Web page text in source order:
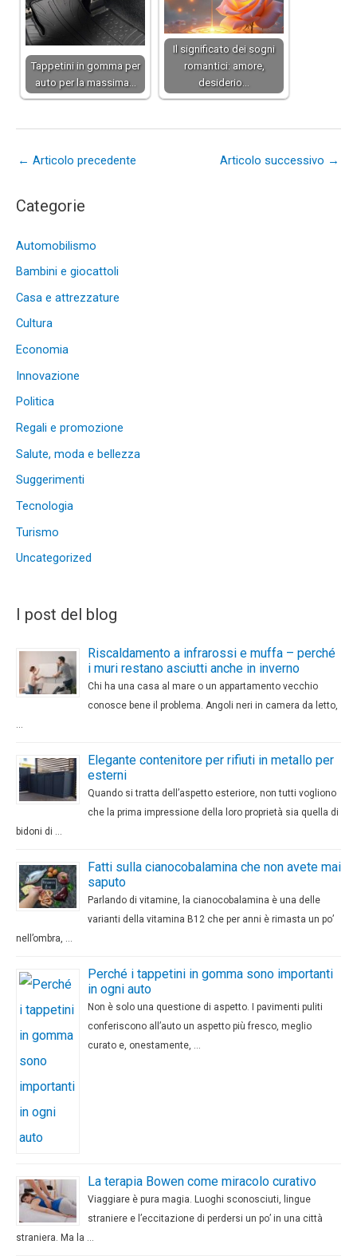
Tappetini in gomma per
auto per la massima…
Il significato dei sogni
romantici: amore,
desiderio…
← Articolo precedente Articolo successivo →
Categorie
Automobilismo
Bambini e giocattoli
Casa e attrezzature
Cultura
Economia
Innovazione
Politica
Regali e promozione
Salute, moda e bellezza
Suggerimenti
Tecnologia
Turismo
Uncategorized
I post del blog
Riscaldamento a infrarossi e muffa – perché
i muri restano asciutti anche in inverno
Chi ha una casa al mare o un appartamento vecchio
conosce bene il problema. Angoli neri in camera da letto,
…
Elegante contenitore per rifiuti in metallo per
esterni
Quando si tratta dell’aspetto esteriore, non tutti vogliono
che la prima impressione della loro proprietà sia quella di
bidoni di …
Fatti sulla cianocobalamina che non avete mai
saputo
Parlando di vitamine, la cianocobalamina è una delle
varianti della vitamina B12 che per anni è rimasta un po’
nell’ombra, …
Perché i tappetini in gomma sono importanti
in ogni auto
Non è solo una questione di aspetto. I pavimenti puliti
conferiscono all’auto un aspetto più fresco, meglio
curato e, onestamente, …
La terapia Bowen come miracolo curativo
Viaggiare è pura magia. Luoghi sconosciuti, lingue
straniere e l’eccitazione di perdersi un po’ in una città
straniera. Ma la …